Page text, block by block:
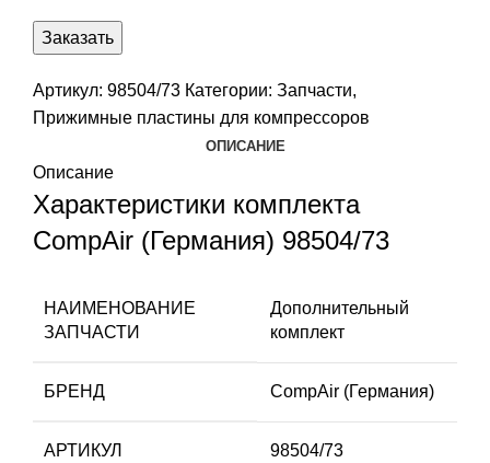
Заказать
Артикул: 98504/73 Категории: Запчасти,
Прижимные пластины для компрессоров
ОПИСАНИЕ
Описание
Характеристики комплекта
CompAir (Германия) 98504/73
НАИМЕНОВАНИЕ
ЗАПЧАСТИ
Дополнительный
комплект
БРЕНД CompAir (Германия)
АРТИКУЛ 98504/73